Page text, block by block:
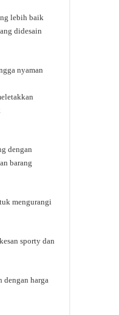
lebih baik
didesain
nyaman
dengan
barang
mengurangi
sporty dan
dengan harga